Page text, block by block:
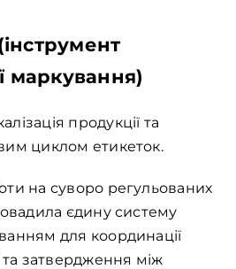
маркування)
продукції та
циклом етикеток.
на суворо регульованих
єдину систему
для координації
та затвердження між